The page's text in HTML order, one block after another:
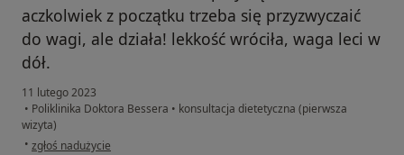
aczkolwiek z początku trzeba się przyzwyczaić
do wagi, ale działa! lekkość wróciła, waga leci w
dół.
11 lutego 2023
• Poliklinika Doktora Bessera • konsultacja dietetyczna (pierwsza
wizyta)
• w opinii użytkownika Marcin
zgłoś nadużycie